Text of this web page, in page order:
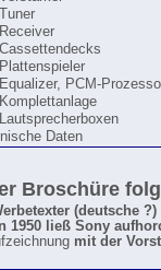
PCM-
Daten
Broschüre
(deutsche
1950 ließ Sony
mit der